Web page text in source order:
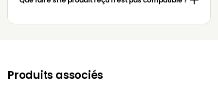
GOBLIN
GOBLIN AQUAFAM 2000
GOBLIN
GOBLIN AZ 90519
GOBLIN
GOBLIN AZ 917875
Produits associés